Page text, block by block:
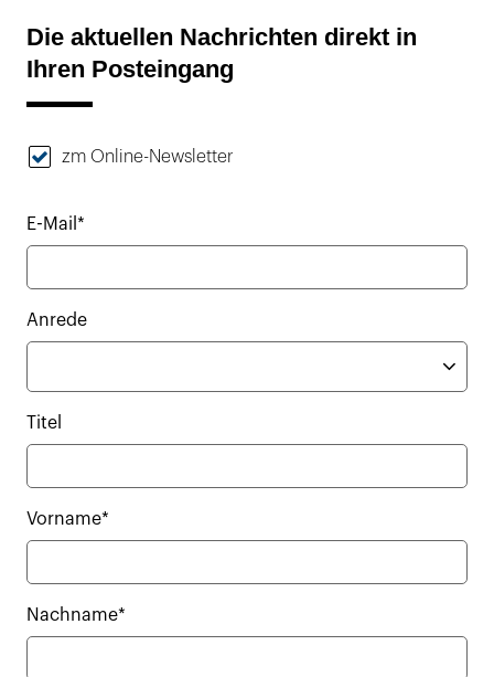
Die aktuellen Nachrichten direkt in
Ihren Posteingang
zm Online-Newsletter
E-Mail*
Anrede
Titel
Vorname*
Nachname*